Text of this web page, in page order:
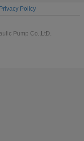
Privacy Policy
Pump Co.,LtD.